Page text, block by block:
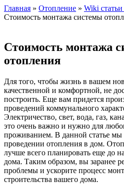
Главная » Отопление » Wiki
Стоимость монтажа системы
Стоимость монтажа
отопления
Для того, чтобы жизнь в вашем
качественной и комфортной, не
построить. Еще вам придется
проведений коммунального
Электричество, свет, вода, газ,
это очень важно и нужно для
проживанием. В данной статье мы
проведении отопления в дом.
лучше всего планировать еще до
дома. Таким образом, вы заранее
проблемы и ускорите процесс
строительства вашего дома.